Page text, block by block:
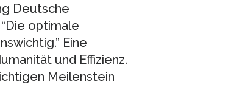
Deutsche
optimale
Eine
und Effizienz.
Meilenstein